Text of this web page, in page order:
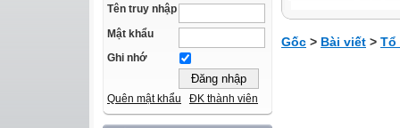
Tên truy nhập
Mật khẩu
Ghi nhớ
Quên mật khẩu ĐK thành viên
Gốc > Bài viết > Tổ